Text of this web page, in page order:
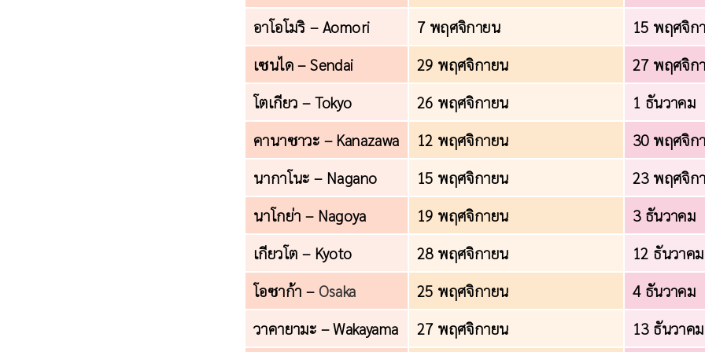
อาโอโมริ – Aomori
7 พฤศจิกายน
15 พฤศจิก
เซนได – Sendai
29 พฤศจิกายน
27 พฤศจิก
โตเกียว – Tokyo
26 พฤศจิกายน
1 ธันวาคม
คานาซาวะ – Kanazawa
12 พฤศจิกายน
30 พฤศจิก
นากาโนะ – Nagano
15 พฤศจิกายน
23 พฤศจิก
นาโกย่า – Nagoya
19 พฤศจิกายน
3 ธันวาคม
เกียวโต – Kyoto
28 พฤศจิกายน
12 ธันวาคม
โอซาก้า – Osaka 25 พฤศจิกายน
4 ธันวาคม
วาคายามะ – Wakayama
27 พฤศจิกายน 13 ธันวาคม